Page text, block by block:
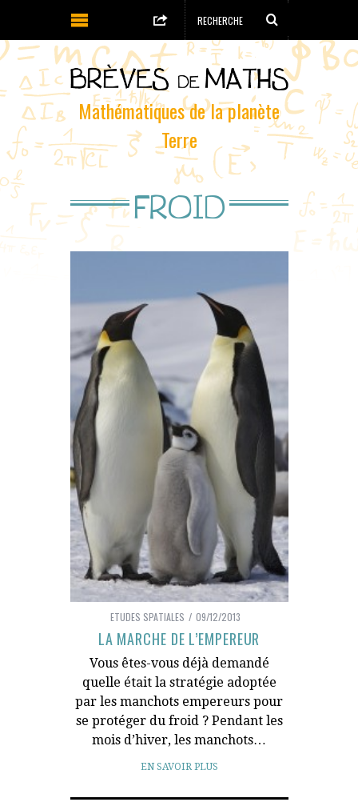
Mathématiques de la planète
Terre
FROID
ETUDES SPATIALES 09/12/2013
LA MARCHE DE L’EMPEREUR
Vous êtes-vous déjà demandé
quelle était la stratégie adoptée
par les manchots empereurs pour
se protéger du froid ? Pendant les
mois d’hiver, les manchots…
EN SAVOIR PLUS